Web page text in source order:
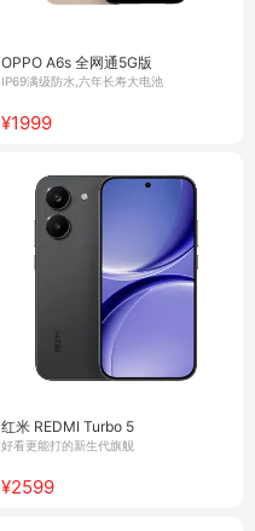
OPPO A6s 全网通5G版
IP69满级防水,六年长寿大电池
¥1999
红米 REDMI Turbo 5
好看更能打的新生代旗舰
¥2599